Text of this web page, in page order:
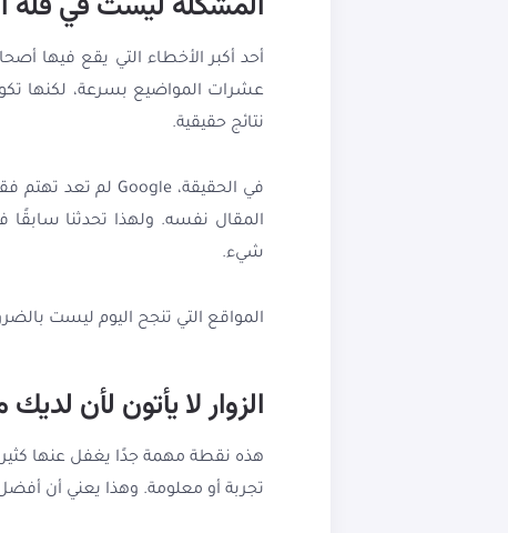
أحد أكبر الأخطاء التي يقع فيها
عشرات المواضيع بسرعة، لكنها
نتائج حقيقية.
في الحقيقة، Google لم تعد تهتم فقط بكمية المحتوى، بل أصبحت
المقال نفسه. ولهذا تحدثنا سابقًا
شيء.
المواقع التي تنجح اليوم ليست
الزوار لا يأتون لأن
تجربة أو معلومة. وهذا يعني أن